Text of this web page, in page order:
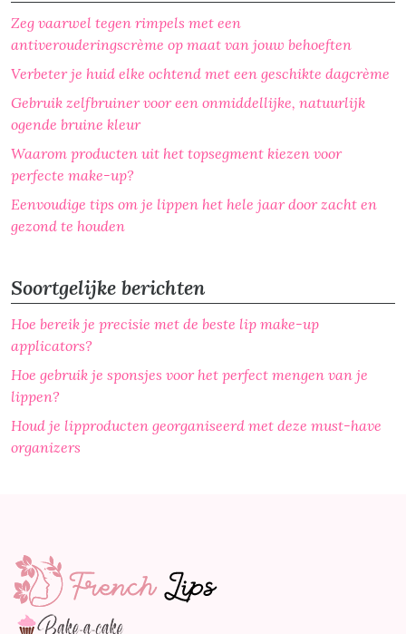
Zeg vaarwel tegen rimpels met een
antiverouderingscrème op maat van jouw behoeften
Verbeter je huid elke ochtend met een geschikte dagcrème
Gebruik zelfbruiner voor een onmiddellijke, natuurlijk
ogende bruine kleur
Waarom producten uit het topsegment kiezen voor
perfecte make-up?
Eenvoudige tips om je lippen het hele jaar door zacht en
gezond te houden
Soortgelijke berichten
Hoe bereik je precisie met de beste lip make-up
applicators?
Hoe gebruik je sponsjes voor het perfect mengen van je
lippen?
Houd je lipproducten georganiseerd met deze must-have
organizers